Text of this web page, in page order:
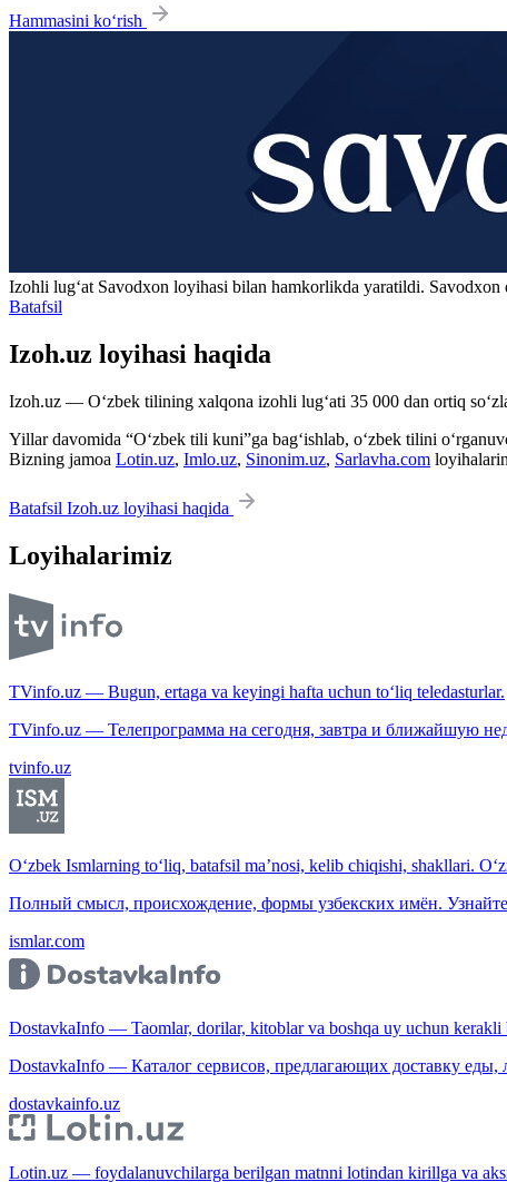
Hammasini ko‘rish
Izohli lugʻat Savodxon loyihasi bilan hamkorlikda yaratildi. Savodxon
Batafsil
Izoh.uz loyihasi haqida
Izoh.uz — O‘zbek tilining xalqona izohli lug‘ati 35 000 dan ortiq
Yillar davomida “O‘zbek tili kuni”ga bag‘ishlab, o‘zbek tilini
Bizning jamoa Lotin.uz, Imlo.uz, Sinonim.uz, Sarlavha.com
Batafsil Izoh.uz loyihasi haqida
Loyihalarimiz
TVinfo.uz — Bugun, ertaga va keyingi hafta uchun to‘liq teledasturlar.
TVinfo.uz — Телепрограмма на сегодня, завтра и ближайшую
tvinfo.uz
O‘zbek Ismlarning to‘liq, batafsil ma’nosi, kelib chiqishi, shakllari.
Полный смысл, происхождение, формы узбекских имён.
ismlar.com
DostavkaInfo — Taomlar, dorilar, kitoblar va boshqa uy uchun kerakli
DostavkaInfo — Каталог сервисов, предлагающих доставку еды,
dostavkainfo.uz
Lotin.uz — foydalanuvchilarga berilgan matnni lotindan kirillga va